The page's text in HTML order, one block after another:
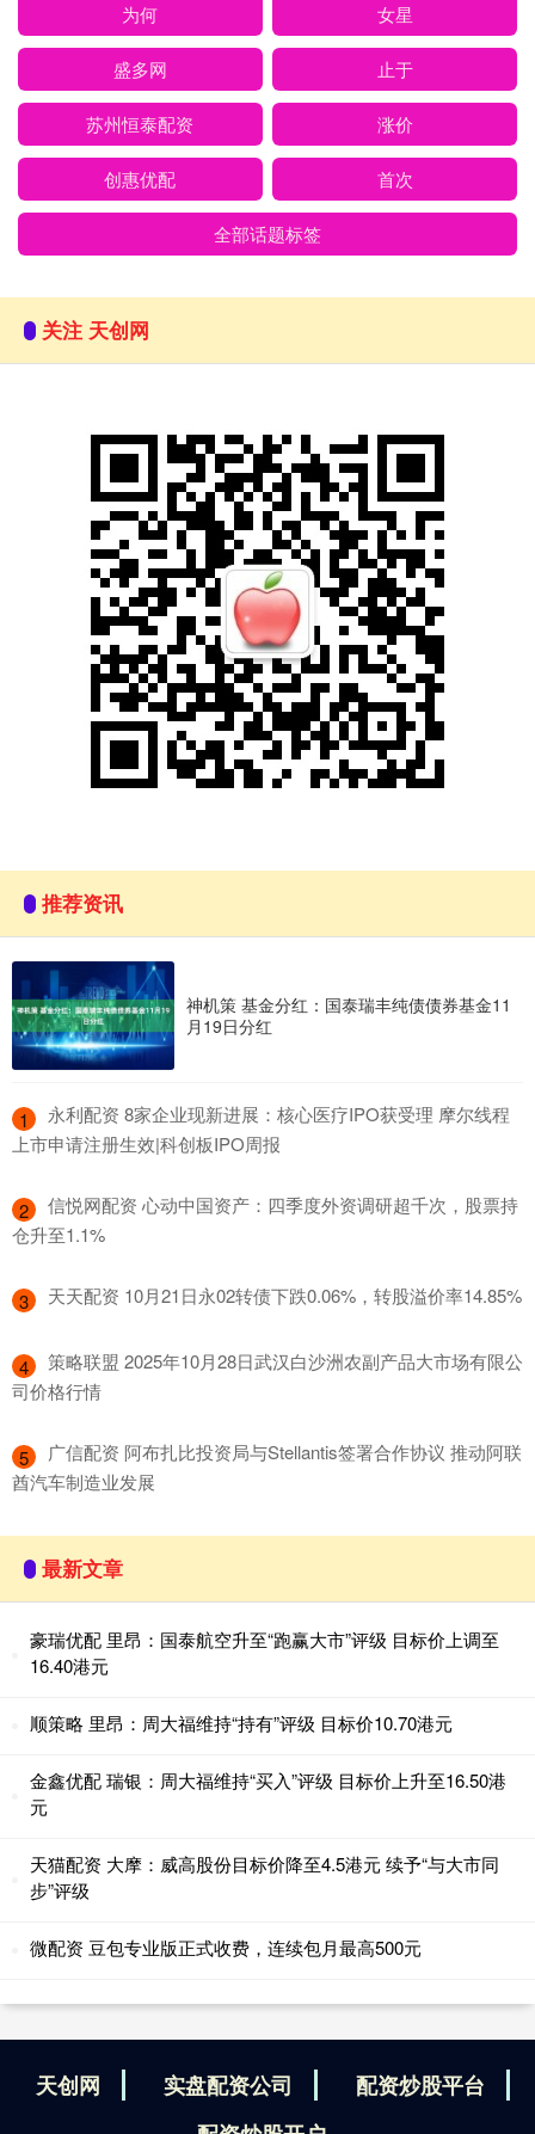
为何 女星
盛多网 止于
苏州恒泰配资 涨价
创惠优配 首次
全部话题标签
关注 天创网
推荐资讯
神机策 基金分红：国泰瑞丰纯债债券基金11
月19日分红
1
​永利配资 8家企业现新进展：核心医疗IPO获受理 摩尔线程
上市申请注册生效|科创板IPO周报
2
​信悦网配资 心动中国资产：四季度外资调研超千次，股票持
仓升至1.1%
3 ​天天配资 10月21日永02转债下跌0.06%，转股溢价率14.85%
4
​策略联盟 2025年10月28日武汉白沙洲农副产品大市场有限公
司价格行情
5
​广信配资 阿布扎比投资局与Stellantis签署合作协议 推动阿联
酋汽车制造业发展
最新文章
豪瑞优配 里昂：国泰航空升至“跑赢大市”评级 目标价上调至
16.40港元
顺策略 里昂：周大福维持“持有”评级 目标价10.70港元
金鑫优配 瑞银：周大福维持“买入”评级 目标价上升至16.50港
元
天猫配资 大摩：威高股份目标价降至4.5港元 续予“与大市同
步”评级
微配资 豆包专业版正式收费，连续包月最高500元
天创网 实盘配资公司
配资炒股平台